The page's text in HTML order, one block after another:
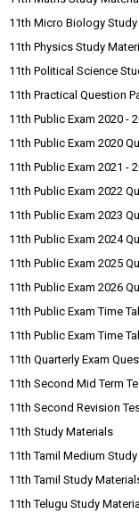
11th Micro Biology
11th Physics Study
11th Political Science
11th Practical Question
11th Public Exam 2020 -
11th Public Exam 2020
11th Public Exam 2021 -
11th Public Exam 2022
11th Public Exam 2023
11th Public Exam 2024
11th Public Exam 2025
11th Public Exam 2026
11th Public Exam Time
11th Public Exam Time
11th Quarterly Exam
11th Second Mid Term
11th Second Revision
11th Study Materials
11th Tamil Medium
11th Tamil Study
11th Telugu Study